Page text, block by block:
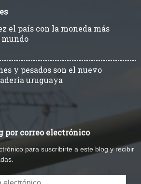
el país con la moneda más
mundo
y pesados son el nuevo
uruguaya
por correo electrónico
para suscribirte a este blog y recibir